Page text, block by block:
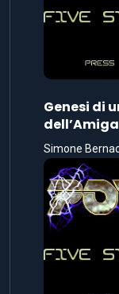
Genesi di
Simone